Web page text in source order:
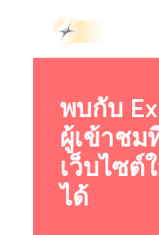
พบกับ
ผู้เข้าชม
เว็บไซต์
ได้